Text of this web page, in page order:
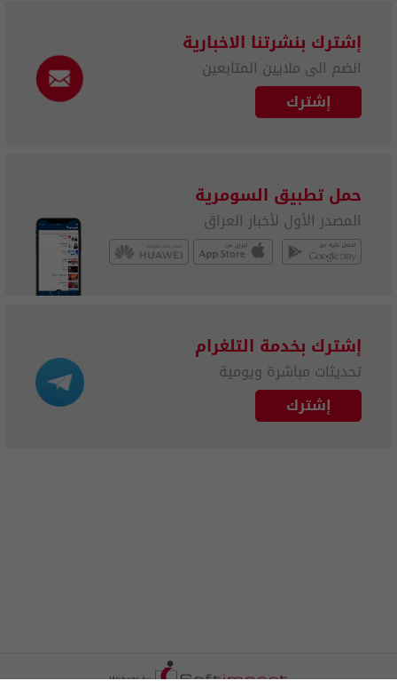
إشترك بنشرتنا الاخبارية
انضم الى ملايين المتابعين
إشترك
حمل تطبيق السومرية
المصدر الأول لأخبار العراق
إشترك بخدمة التلغرام
تحديثات مباشرة ويومية
إشترك